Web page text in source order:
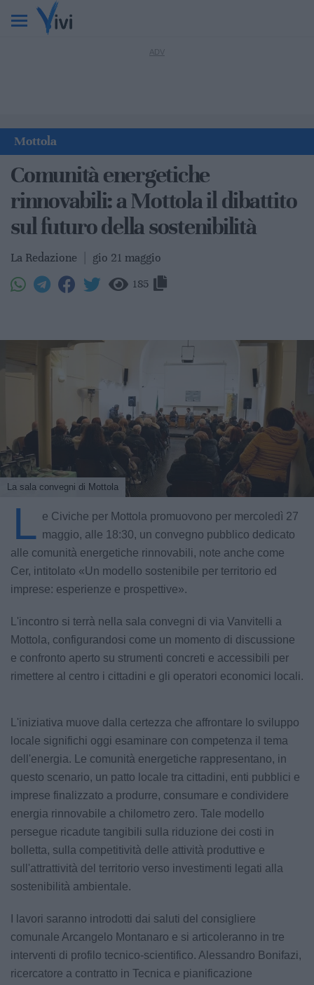
Mottola
Comunità energetiche
rinnovabili: a Mottola il dibattito
sul futuro della sostenibilità
La Redazione gio 21 maggio
185
La sala convegni di Mottola
L e Civiche per Mottola promuovono per mercoledì 27
maggio, alle 18:30, un convegno pubblico dedicato
alle comunità energetiche rinnovabili, note anche come
Cer, intitolato «Un modello sostenibile per territorio ed
imprese: esperienze e prospettive».
L'incontro si terrà nella sala convegni di via Vanvitelli a
Mottola, configurandosi come un momento di discussione
e confronto aperto su strumenti concreti e accessibili per
rimettere al centro i cittadini e gli operatori economici locali.
L'iniziativa muove dalla certezza che affrontare lo sviluppo
locale significhi oggi esaminare con competenza il tema
dell'energia. Le comunità energetiche rappresentano, in
questo scenario, un patto locale tra cittadini, enti pubblici e
imprese finalizzato a produrre, consumare e condividere
energia rinnovabile a chilometro zero. Tale modello
persegue ricadute tangibili sulla riduzione dei costi in
bolletta, sulla competitività delle attività produttive e
sull'attrattività del territorio verso investimenti legati alla
sostenibilità ambientale.
I lavori saranno introdotti dai saluti del consigliere
comunale Arcangelo Montanaro e si articoleranno in tre
interventi di profilo tecnico-scientifico. Alessandro Bonifazi,
ricercatore a contratto in Tecnica e pianificazione